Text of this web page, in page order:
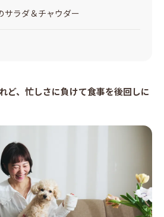
ラダ＆チャウダー
ど、忙しさに負けて食事を後回しに